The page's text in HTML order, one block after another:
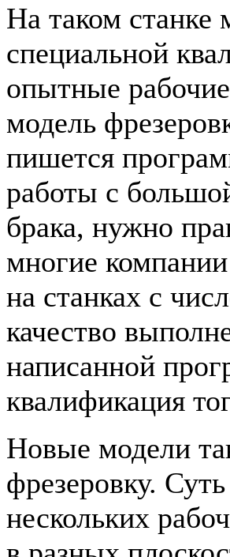
На таком станке
специальной
опытные
модель
пишется
работы с
брака, нужно
многие
на станках с
качество
написанной
квалификация
Новые модели
фрезеровку.
нескольких